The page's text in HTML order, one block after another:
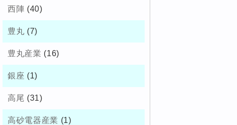
西陣 (40)
豊丸 (7)
豊丸産業 (16)
銀座 (1)
高尾 (31)
高砂電器産業 (1)